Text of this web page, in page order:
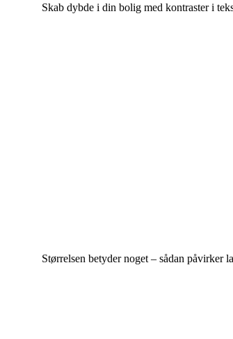
Skab dybde i din bolig med kontraster i
Størrelsen betyder noget – sådan påvirker